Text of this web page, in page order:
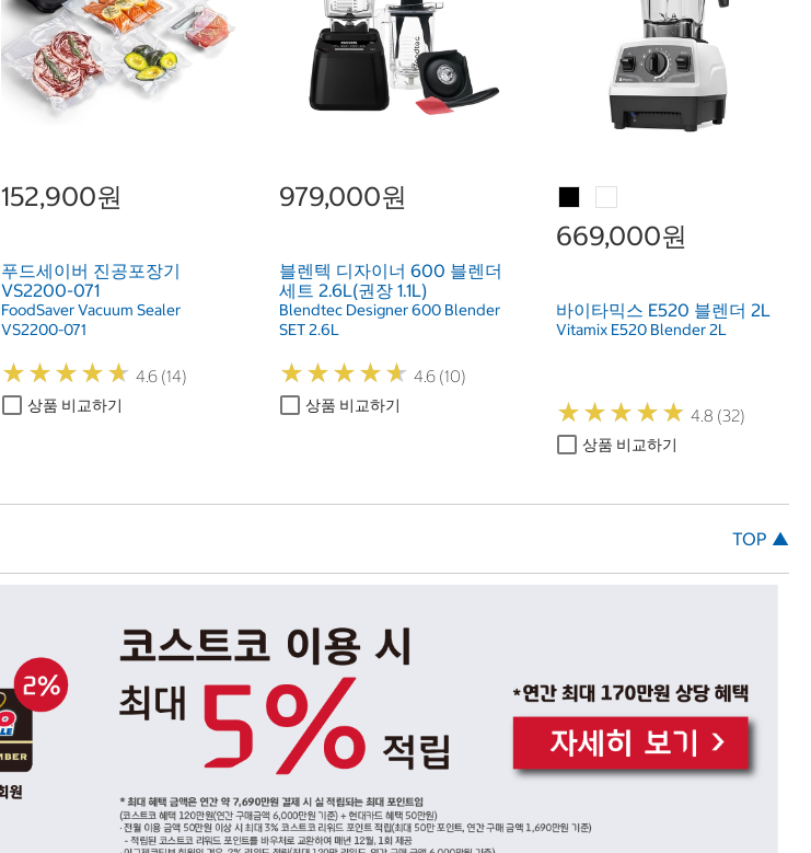
152,900원
푸드세이버 진공포장기
VS2200-071
FoodSaver Vacuum Sealer
VS2200-071
★★★★★
★★★★★ 4.6 (14)
상품 비교하기
979,000원
블렌텍 디자이너 600 블렌더
세트 2.6L(권장 1.1L)
Blendtec Designer 600 Blender
SET 2.6L
★★★★★
★★★★★ 4.6 (10)
상품 비교하기
669,000원
바이타믹스 E520 블렌더 2L
Vitamix E520 Blender 2L
★★★★★
★★★★★ 4.8 (32)
상품 비교하기
TOP ▲